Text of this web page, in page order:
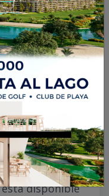
existe
que estás
disponible